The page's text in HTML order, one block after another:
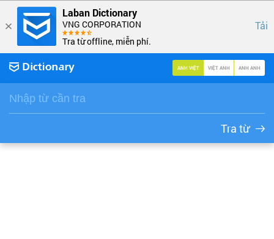
Laban Dictionary
VNG CORPORATION
Tra từ offline, miễn phí.
Tải
ANH VIỆT VIỆT ANH ANH ANH
Tra từ